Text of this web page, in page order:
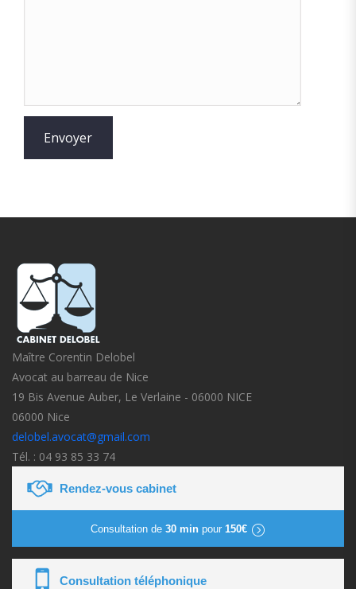
Maître Corentin Delobel
Avocat au barreau de Nice
19 Bis Avenue Auber, Le Verlaine - 06000 NICE
06000 Nice
delobel.avocat@gmail.com
Tél. : 04 93 85 33 74
Rendez-vous cabinet
Consultation de 30 minpour 150€
Consultation téléphonique